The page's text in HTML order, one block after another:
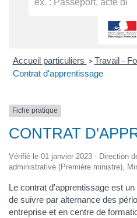
Accueil particuliers > Travail -
Contrat d'apprentissage
Fiche pratique
CONTRAT
Vérifié le 01 janvier 2023 - Direction
administrative (Première ministre),
Le contrat d'apprentissage est
de suivre par alternance des
entreprise et en centre de